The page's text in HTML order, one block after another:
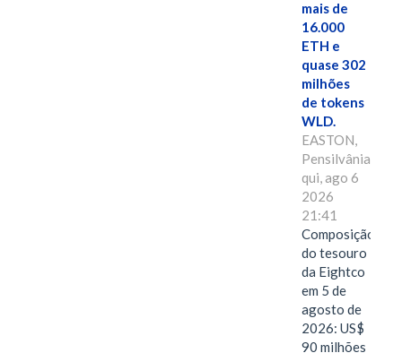
mais de
16.000
ETH e
quase 302
milhões
de tokens
WLD.
EASTON,
Pensilvânia,
qui, ago 6
2026
21:41
Composição
do tesouro
da Eightco
em 5 de
agosto de
2026: US$
90 milhões